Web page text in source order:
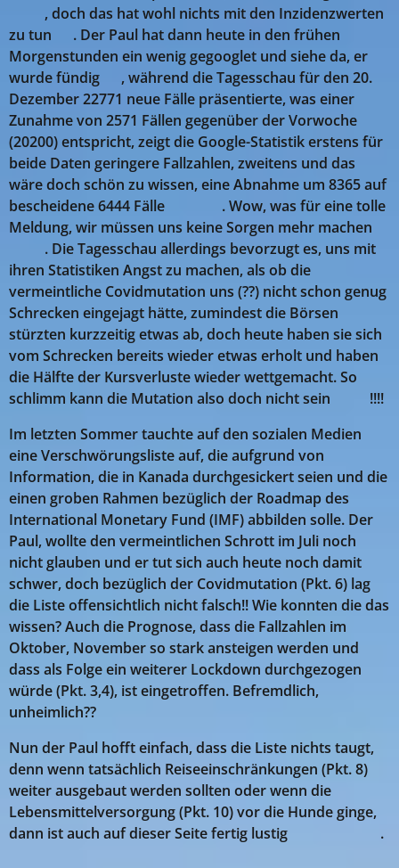
🤣🤣, doch das hat wohl nichts mit den Inzidenzwerten
zu tun 😉. Der Paul hat dann heute in den frühen
Morgenstunden ein wenig gegooglet und siehe da, er
wurde fündig 😎, während die Tagesschau für den 20.
Dezember 22771 neue Fälle präsentierte, was einer
Zunahmevon 2571 Fällen gegenüber der Vorwoche
(20200) entspricht, zeigt die Google-Statistik erstens für
beide Daten geringere Fallzahlen, zweitens und das
wäre doch schön zu wissen, eine Abnahme um 8365 auf
bescheidene 6444 Fälle 😍😊😎. Wow, was für eine tolle
Meldung, wir müssen uns keine Sorgen mehr machen
😂😂. Die Tagesschau allerdings bevorzugt es, uns mit
ihren Statistiken Angst zu machen, als ob die
vermeintliche Covidmutation uns (??) nicht schon genug
Schrecken eingejagt hätte, zumindest die Börsen
stürzten kurzzeitig etwas ab, doch heute haben sie sich
vom Schrecken bereits wieder etwas erholt und haben
die Hälfte der Kursverluste wieder wettgemacht. So
schlimm kann die Mutation also doch nicht sein 🤣🤣!!!!
Im letzten Sommer tauchte auf den sozialen Medien
eine Verschwörungsliste auf, die aufgrund von
Information, die in Kanada durchgesickert seien und die
einen groben Rahmen bezüglich der Roadmap des
International Monetary Fund (IMF) abbilden solle. Der
Paul, wollte den vermeintlichen Schrott im Juli noch
nicht glauben und er tut sich auch heute noch damit
schwer, doch bezüglich der Covidmutation (Pkt. 6) lag
die Liste offensichtlich nicht falsch!! Wie konnten die das
wissen? Auch die Prognose, dass die Fallzahlen im
Oktober, November so stark ansteigen werden und
dass als Folge ein weiterer Lockdown durchgezogen
würde (Pkt. 3,4), ist eingetroffen. Befremdlich,
unheimlich??
Nun der Paul hofft einfach, dass die Liste nichts taugt,
denn wenn tatsächlich Reiseeinschränkungen (Pkt. 8)
weiter ausgebaut werden sollten oder wenn die
Lebensmittelversorgung (Pkt. 10) vor die Hunde ginge,
dann ist auch auf dieser Seite fertig lustig 😥😓😨🤬🤢.